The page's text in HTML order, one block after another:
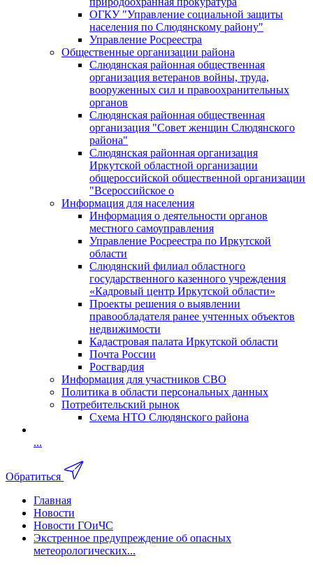
ОГКУ "Управление социальной защиты
населения по Слюдянскому району"
Управление Росреестра
Общественные организации района
Слюдянская районная общественная
организация ветеранов войны, труда,
вооруженных сил и правоохранительных
органов
Слюдянская районная общественная
организация "Совет женщин Слюдянского
района"
Слюдянская районная организация
Иркутской областной организации
общероссийской общественной организации
"Всероссийское о
Информация для населения
Информация о деятельности органов
местного самоуправления
Управление Росреестра по Иркутской
области
Слюдянский филиал областного
государственного казенного учреждения
«Кадровый центр Иркутской области»
Проекты решения о выявлении
правообладателя ранее учтенных объектов
недвижимости
Кадастровая палата Иркутской области
Почта России
Росгвардия
Информация для участников СВО
Политика в области персональных данных
Потребительский рынок
Схема НТО Слюдянского района
...
Обратиться
Главная
Новости
Новости ГОиЧС
Экстренное предупреждение об опасных
метеорологических...